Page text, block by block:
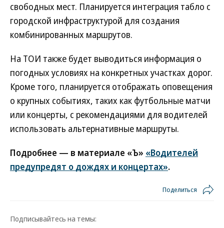
свободных мест. Планируется интеграция табло с
городской инфраструктурой для создания
комбинированных маршрутов.
На ТОИ также будет выводиться информация о
погодных условиях на конкретных участках дорог.
Кроме того, планируется отображать оповещения
о крупных событиях, таких как футбольные матчи
или концерты, с рекомендациями для водителей
использовать альтернативные маршруты.
Подробнее — в материале «Ъ» «Водителей
предупредят о дождях и концертах».
Поделиться
Подписывайтесь на темы: